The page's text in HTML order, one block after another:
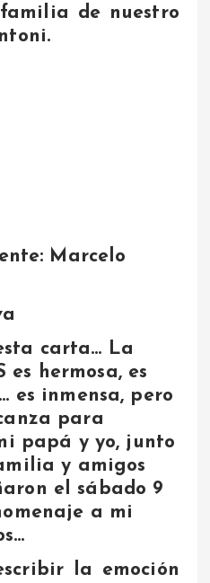
de nuestro
Marcelo
carta… La
es hermosa, es
es inmensa, pero
para
papá y yo, junto
y amigos
el sábado 9
a mi
la emoción